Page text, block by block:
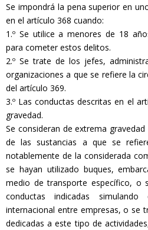
Se impondrá la pena superior en
en el artículo 368 cuando:
1.º Se utilice a menores de 18
para cometer estos delitos.
2.º Se trate de los jefes,
organizaciones a que se refiere la
del artículo 369.
3.º Las conductas descritas en el
gravedad.
Se consideran de extrema
de las sustancias a que se
notablemente de la considerada
se hayan utilizado buques,
medio de transporte específico, o
conductas indicadas
internacional entre empresas, o se
dedicadas a este tipo de